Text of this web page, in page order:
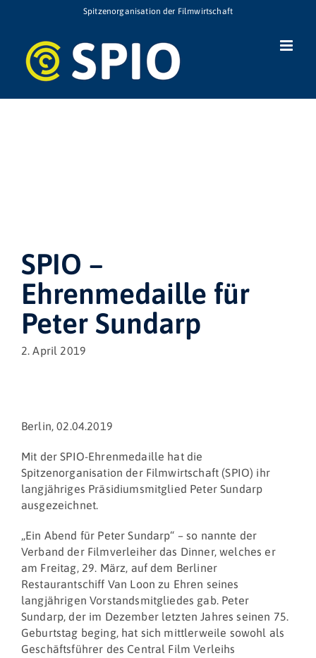
springen
Spitzenorganisation der Filmwirtschaft
SPIO –
Ehrenmedaille für
Peter Sundarp
2. April 2019
Berlin, 02.04.2019
Mit der SPIO-Ehrenmedaille hat die
Spitzenorganisation der Filmwirtschaft (SPIO) ihr
langjähriges Präsidiumsmitglied Peter Sundarp
ausgezeichnet.
„Ein Abend für Peter Sundarp“ – so nannte der
Verband der Filmverleiher das Dinner, welches er
am Freitag, 29. März, auf dem Berliner
Restaurantschiff Van Loon zu Ehren seines
langjährigen Vorstandsmitgliedes gab. Peter
Sundarp, der im Dezember letzten Jahres seinen 75.
Geburtstag beging, hat sich mittlerweile sowohl als
Geschäftsführer des Central Film Verleihs